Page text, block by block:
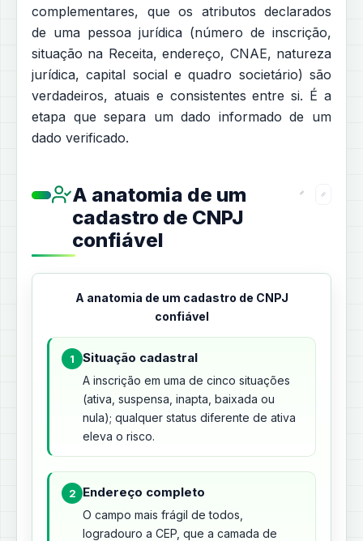
complementares, que os atributos declarados
de uma pessoa jurídica (número de inscrição,
situação na Receita, endereço, CNAE, natureza
jurídica, capital social e quadro societário) são
verdadeiros, atuais e consistentes entre si. É a
etapa que separa um dado informado de um
dado verificado.
A anatomia de um
cadastro de CNPJ
confiável
A anatomia de um cadastro de CNPJ
confiável
1 Situação cadastral
A inscrição em uma de cinco situações
(ativa, suspensa, inapta, baixada ou
nula); qualquer status diferente de ativa
eleva o risco.
2 Endereço completo
O campo mais frágil de todos,
logradouro a CEP, que a camada de